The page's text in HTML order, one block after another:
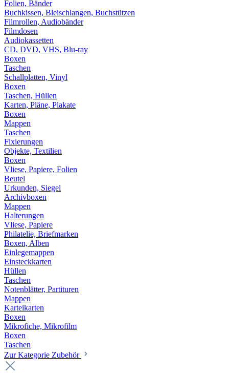
Folien, Bänder
Buchkissen, Bleischlangen, Buchstützen
Filmrollen, Audiobänder
Filmdosen
Audiokassetten
CD, DVD, VHS, Blu-ray
Boxen
Taschen
Schallplatten, Vinyl
Boxen
Taschen, Hüllen
Karten, Pläne, Plakate
Boxen
Mappen
Taschen
Fixierungen
Objekte, Textilien
Boxen
Vliese, Papiere, Folien
Beutel
Urkunden, Siegel
Archivboxen
Mappen
Halterungen
Vliese, Papiere
Philatelie, Briefmarken
Boxen, Alben
Einlegemappen
Einsteckkarten
Hüllen
Taschen
Notenblätter, Partituren
Mappen
Karteikarten
Boxen
Mikrofiche, Mikrofilm
Boxen
Taschen
Zur Kategorie Zubehör